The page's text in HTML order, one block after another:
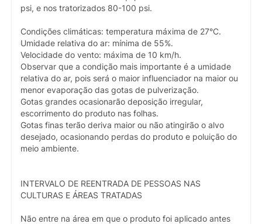
psi, e nos tratorizados 80-100 psi.
Condições climáticas: temperatura máxima de 27°C.
Umidade relativa do ar: mínima de 55%.
Velocidade do vento: máxima de 10 km/h.
Observar que a condição mais importante é a umidade
relativa do ar, pois será o maior influenciador na maior ou
menor evaporação das gotas de pulverização.
Gotas grandes ocasionarão deposição irregular,
escorrimento do produto nas folhas.
Gotas finas terão deriva maior ou não atingirão o alvo
desejado, ocasionando perdas do produto e poluição do
meio ambiente.
INTERVALO DE REENTRADA DE PESSOAS NAS
CULTURAS E ÁREAS TRATADAS
Não entre na área em que o produto foi aplicado antes